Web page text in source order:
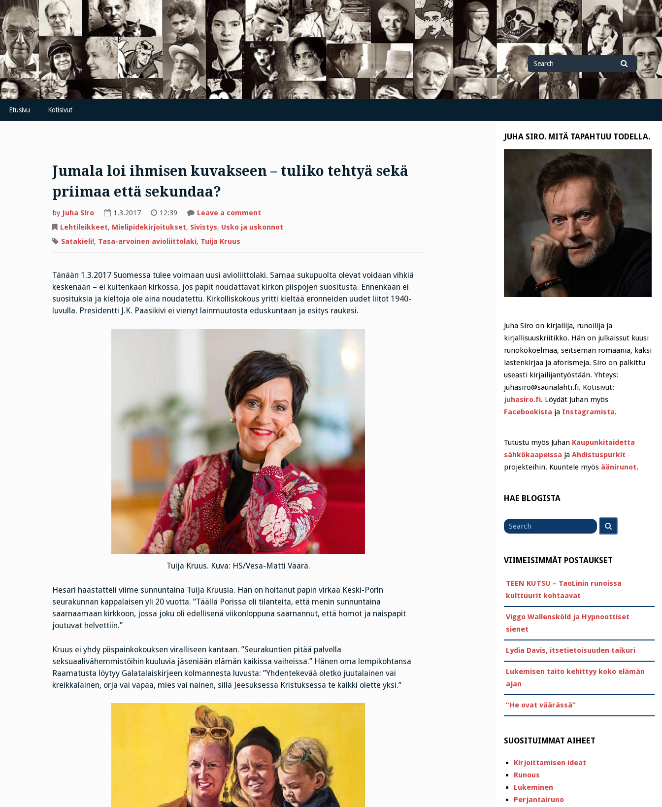
Skip
to
content
Search
for
Search
Etusivu Kotisivut
Jumala loi ihmisen kuvakseen – tuliko tehtyä sekä
priimaa että sekundaa?
by Juha Siro 1.3.2017 12:39 Leave a commenton
loi
priimaa
sekundaa?
Lehtileikkeet, Mielipidekirjoitukset, Sivistys, Usko ja uskonnot
Satakieli!, Tasa-arvoinen avioliittolaki, Tuija Kruus
Tänään 1.3.2017 Suomessa tulee voimaan uusi avioliittolaki. Samaa sukupuolta olevat voidaan vihkiä
keskenään – ei kuitenkaan kirkossa, jos papit noudattavat kirkon piispojen suositusta. Ennenkään ei
suosituksia ja kieltoja ole aina noudatettu. Kirkolliskokous yritti kieltää eronneiden uudet liitot 1940-
luvulla. Presidentti J.K. Paasikivi ei vienyt lainmuutosta eduskuntaan ja esitys raukesi.
Tuija Kruus. Kuva: HS/Vesa-Matti Väärä.
Hesari haastatteli viime sunnuntaina Tuija Kruusia. Hän on hoitanut papin virkaa Keski-Porin
seurakunnan kappalaisen yli 20 vuotta. ”Täällä Porissa oli tilanteita, että menin sunnuntaina
saarnaamaan kirkkoon, jossa joku oli edellisenä viikonloppuna saarnannut, että homot ja naispapit
joutuvat helvettiin.”
Kruus ei yhdy piispainkokouksen viralliseen kantaan. ”Seurakuntien pitää palvella
seksuaalivähemmistöihin kuuluvia jäseniään elämän kaikissa vaiheissa.” Hänen oma lempikohtansa
Raamatusta löytyy Galatalaiskirjeen kolmannesta luvusta: ”Yhdentekevää oletko juutalainen vai
kreikkalainen, orja vai vapaa, mies vai nainen, sillä Jeesuksessa Kristuksessa te kaikki olette yksi.”
JUHA SIRO. MITÄ TAPAHTUU TODELLA.
Juha Siro on kirjailija, runoilija ja
kirjallisuuskriitikko. Hän on julkaissut kuusi
runokokoelmaa, seitsemän romaania, kaksi
lastenkirjaa ja aforismeja. Siro on palkittu
useasti kirjailijantyöstään. Yhteys:
juhasiro@saunalahti.fi. Kotisivut:
juhasiro.fi. Löydät Juhan myös
Facebookista ja Instagramista.
Tutustu myös Juhan Kaupunkitaidetta
sähkökaapeissa ja Ahdistuspurkit -
projekteihin. Kuuntele myös äänirunot.
HAE BLOGISTA
for
VIIMEISIMMÄT POSTAUKSET
TEEN KUTSU – TaoLinin runoissa
kulttuurit kohtaavat
Viggo Wallensköld ja Hypnoottiset
sienet
Lydia Davis, itsetietoisuuden taikuri
Lukemisen taito kehittyy koko elämän
ajan
”He ovat väärässä”
SUOSITUIMMAT AIHEET
Kirjoittamisen ideat
Runous
Lukeminen
Perjantairuno